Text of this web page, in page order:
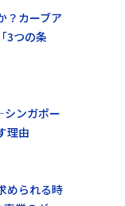
？カーブア
3つの条
ンガポー
理由
められる時